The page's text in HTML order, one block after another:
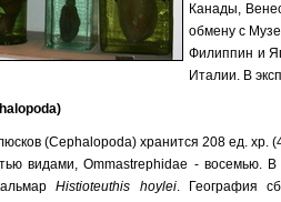
Канады,
обмену с
Филиппин и
Италии. В
(Cephalopoda) хранится 208 ед. хр.
видами, Ommastrephidae - восемью.
Histioteuthis hoylei. География